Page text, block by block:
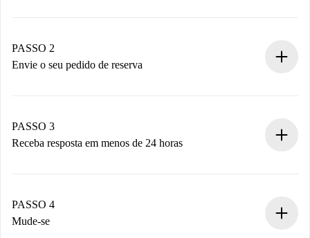
Você tem todas as informações necessárias
antecipadamente.
PASSO 2
Envie o seu pedido de reserva
Não cobramos nada até que o proprietário confirme.
PASSO 3
Receba resposta em menos de 24 horas
proprietário.
Se recusada: não cobraremos nada e ofereceremos
PASSO 4
Mude-se